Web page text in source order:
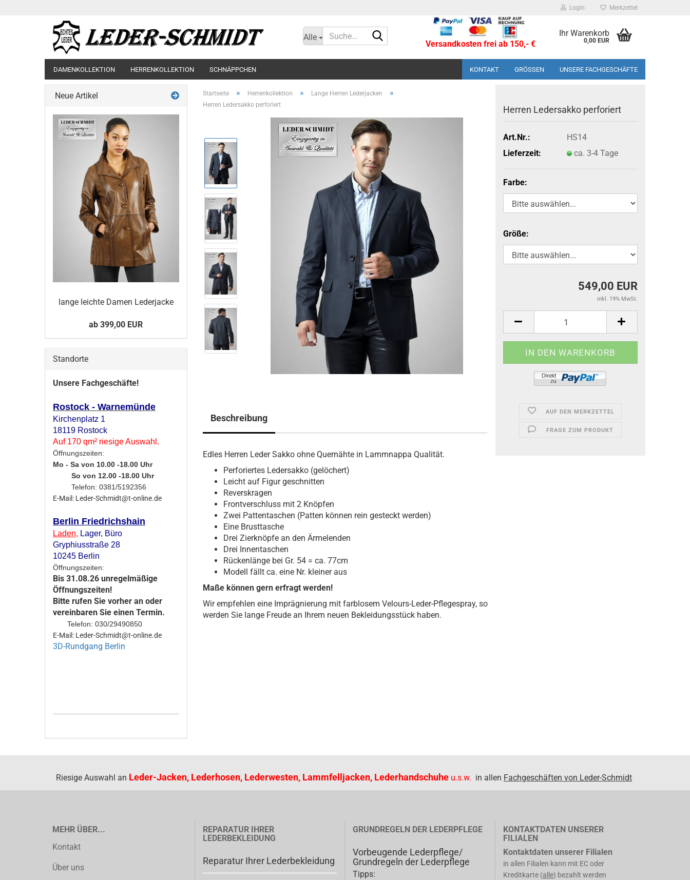
Login Merkzettel
Alle
Versandkosten frei ab 150,- €
Ihr Warenkorb
0,00 EUR
DAMENKOLLEKTION HERRENKOLLEKTION SCHNÄPPCHEN KONTAKT GRÖSSEN UNSERE FACHGESCHÄFTE
Startseite » Herrenkollektion » Lange Herren Lederjacken »
Herren Ledersakko perforiert Her­ren Le­der­sak­ko per­fo­riert
Art.Nr.:
HS14
Lieferzeit:
ca. 3-4 Tage
Farbe:
Größe:
549,00 EUR
inkl. 19% MwSt.
AUF DEN MERKZETTEL
FRAGE ZUM PRODUKT
Beschreibung
Edles Herren Leder Sakko ohne Quernähte in Lammnappa Qualität.
Perforiertes Ledersakko (gelöchert)
Leicht auf Figur geschnitten
Reverskragen
Frontverschluss mit 2 Knöpfen
Zwei Pattentaschen (Patten können rein gesteckt werden)
Eine Brusttasche
Drei Zierknöpfe an den Ärmelenden
Drei Innentaschen
Rückenlänge bei Gr. 54 = ca. 77cm
Modell fällt ca. eine Nr. kleiner aus
Maße können gern erfragt werden!
Wir empfehlen eine Imprägnierung mit farblosem Velours-Leder-Pflegespray, so
werden Sie lange Freude an Ihrem neuen Bekleidungsstück haben.
Neue Artikel
lange leich­te Damen Le­der­ja­cke
ab 399,00 EUR
Standorte
Unsere Fachgeschäfte!
Rostock - Warnemünde
Kirchenplatz 1
18119 Rostock
Auf 170 qm² riesige Auswahl.
Öffnungszeiten:
Mo - Sa von 10.00 -18.00 Uhr
So von 12.00 -18.00 Uhr
Telefon: 0381/5192356
E-Mail: Leder-Schmidt@t-online.de
Berlin Friedrichshain
Laden, Lager, Büro
Gryphiusstraße 28
10245 Berlin
Öffnungszeiten:
Bis 31.08.26 unregelmäßige
Öffnungszeiten!
Bitte rufen Sie vorher an oder
vereinbaren Sie einen Termin.
Telefon: 030/29490850
E-Mail: Leder-Schmidt@t-online.de
3D-Rundgang Berlin
Riesige Auswahl an Leder-Jacken, Lederhosen, Lederwesten, Lammfelljacken, Lederhandschuhe u.s.w. in allen Fachgeschäften von Leder-Schmidt
MEHR ÜBER...
Kontakt
Über uns
REPARATUR IHRER
LEDERBEKLEIDUNG
Reparatur Ihrer Lederbekleidung
GRUNDREGELN DER LEDERPFLEGE
Vorbeugende Lederpflege/
Grundregeln der Lederpflege
Tipps:
KONTAKTDATEN UNSERER
FILIALEN
Kontaktdaten unserer Filialen
in allen Filialen kann mit EC oder
Kreditkarte (alle) bezahlt werden